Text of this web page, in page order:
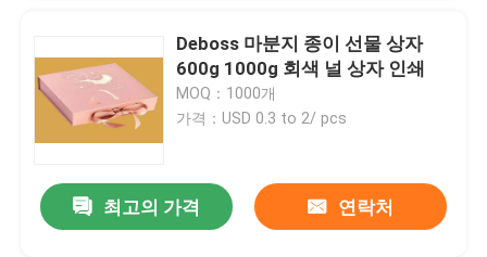
Deboss 마분지 종이 선물 상자
600g 1000g 회색 널 상자 인쇄
MOQ：1000개
가격：USD 0.3 to 2/ pcs
최고의 가격 연락처